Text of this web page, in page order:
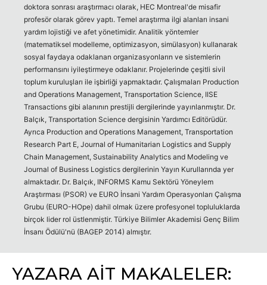
doktora sonrası araştırmacı olarak, HEC Montreal'de misafir
profesör olarak görev yaptı. Temel araştırma ilgi alanları insani
yardım lojistiği ve afet yönetimidir. Analitik yöntemler
(matematiksel modelleme, optimizasyon, simülasyon) kullanarak
sosyal faydaya odaklanan organizasyonların ve sistemlerin
performansını iyileştirmeye odaklanır. Projelerinde çeşitli sivil
toplum kuruluşları ile işbirliği yapmaktadır. Çalışmaları Production
and Operations Management, Transportation Science, IISE
Transactions gibi alanının prestijli dergilerinde yayınlanmıştır. Dr.
Balçık, Transportation Science dergisinin Yardımcı Editörüdür.
Ayrıca Production and Operations Management, Transportation
Research Part E, Journal of Humanitarian Logistics and Supply
Chain Management, Sustainability Analytics and Modeling ve
Journal of Business Logistics dergilerinin Yayın Kurullarında yer
almaktadır. Dr. Balçık, INFORMS Kamu Sektörü Yöneylem
Araştırması (PSOR) ve EURO İnsani Yardım Operasyonları Çalışma
Grubu (EURO-HOpe) dahil olmak üzere profesyonel topluluklarda
birçok lider rol üstlenmiştir. Türkiye Bilimler Akademisi Genç Bilim
İnsanı Ödülü'nü (BAGEP 2014) almıştır.
YAZARA AİT MAKALELER: